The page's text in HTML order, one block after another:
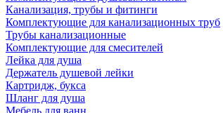
Канализация, трубы и фитинги
Комплектующие для канализационных труб
Трубы канализационные
Комплектующие для смесителей
Лейка для душа
Держатель душевой лейки
Картридж, букса
Шланг для душа
Мебель для ванн